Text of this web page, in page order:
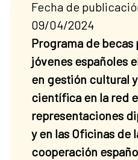
Fecha de
09/04/2024
Programa de becas
jóvenes españoles
en gestión cultural
científica en la red
representaciones
y en las Oficinas de
cooperación